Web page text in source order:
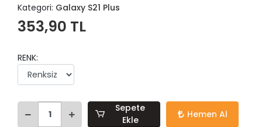
Kategori: Galaxy S21 Plus
353,90 TL
RENK:
Sepete
Ekle
Hemen Al